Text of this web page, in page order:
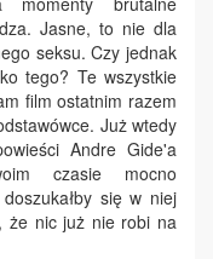
Jasne, to nie dla
seksu. Czy jednak
tego? Te wszystkie
film ostatnim razem
Już wtedy
Andre Gide'a
czasie mocno
się w niej
że nic już nie robi na